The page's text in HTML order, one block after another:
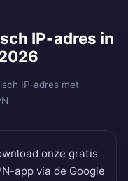
IP-adres in
IP-adres met
onze gratis
app via de Google